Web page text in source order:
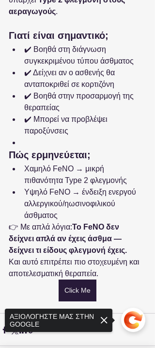
αεραγωγούς.
Γιατί είναι σημαντικό;
✔️ Βοηθά στη διάγνωση
συγκεκριμένου τύπου άσθματος
✔️ Δείχνει αν ο ασθενής θα
ανταποκριθεί σε κορτιζόνη
✔️ Βοηθά στην προσαρμογή της
θεραπείας
✔️ Μπορεί να προβλέψει
παροξύνσεις
Πώς ερμηνεύεται;
Χαμηλό FeNO → μικρή
πιθανότητα Type 2 φλεγμονής
Υψηλό FeNO → ένδειξη ενεργού
αλλεργικού/ηωσινοφιλικού
άσθματος
👉 Με απλά λόγια:Το FeNO δεν
δείχνει απλά αν έχεις άσθμα —
δείχνει τι είδους φλεγμονή έχεις.
Και αυτό επιτρέπει πιο στοχευμένη και
αποτελεσματική θεραπεία.
Click Me
ΑΞΙΟΛΟΓΗΣΤΕ ΜΑΣ ΣΤΗΝ
GOOGLE